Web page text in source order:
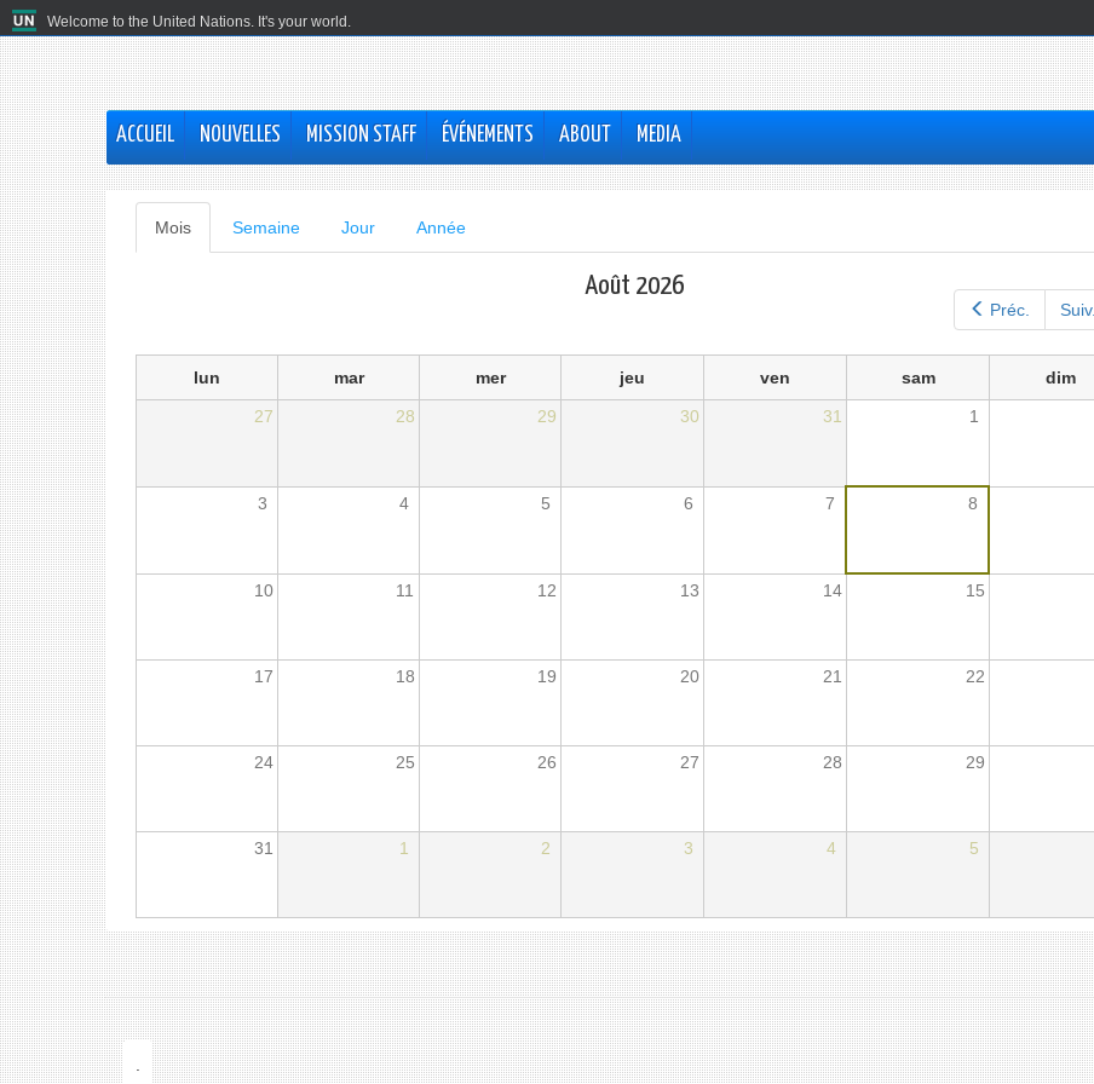
Welcome to the United Nations. It's your world.
ACCUEIL NOUVELLES MISSION STAFF ÉVÉNEMENTS ABOUT MEDIA
Onglets
principaux
Mois (onglet
actif)
Semaine Jour Année
Préc. Suiv.
Août 2026
lun mar mer jeu ven sam
dim
27
28 29 30 31 1
3 4 5 6 7 8
10 11 12 13 14 15
17 18 19 20 21 22
24 25 26 27 28 29
31 1 2 3 4 5